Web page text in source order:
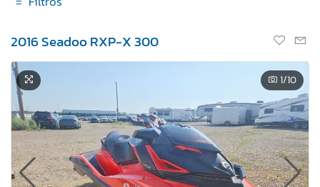
2016 Seadoo RXP-X 300
1/10